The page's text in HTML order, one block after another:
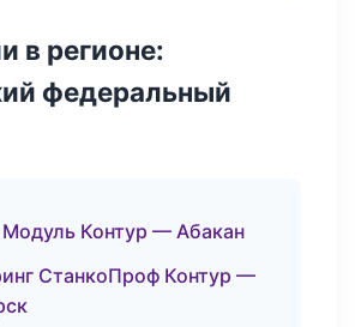
в регионе:
федеральный
Контур — Абакан
СтанкоПроф Контур —